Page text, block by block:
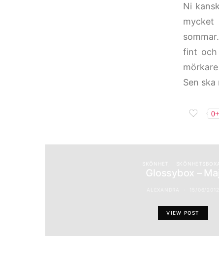
Ni
mycket
fint och
Sen
0+
SKÖNHET
Glossybox – Maj
VIEW POST